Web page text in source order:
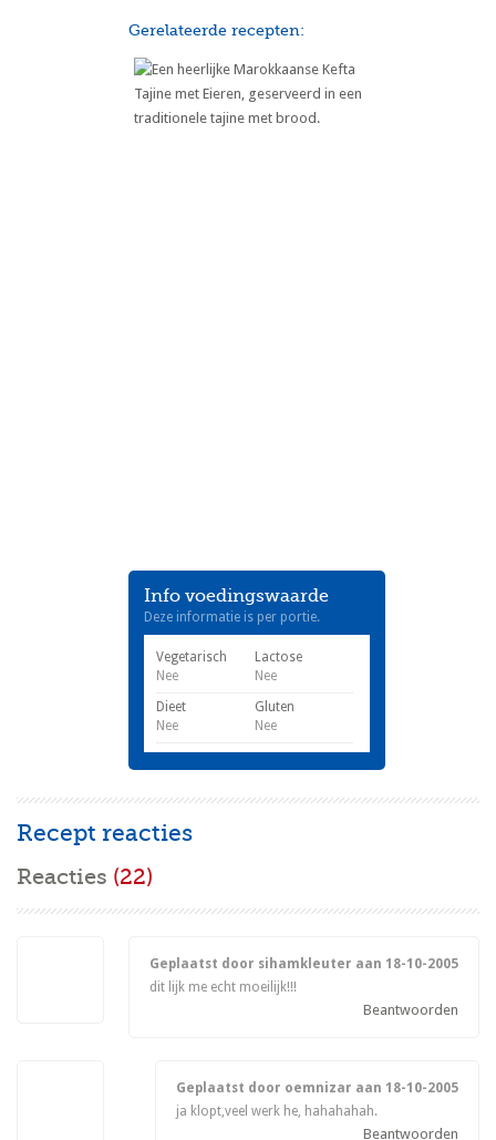
Gerelateerde recepten:
Info voedingswaarde
Deze informatie is per portie.
Vegetarisch
Nee
Lactose
Nee
Dieet
Nee
Gluten
Nee
Recept reacties
Reacties (22)
Geplaatst door sihamkleuter aan 18-10-2005
dit lijk me echt moeilijk!!!
Beantwoorden
Geplaatst door oemnizar aan 18-10-2005
ja klopt,veel werk he, hahahahah.
Beantwoorden